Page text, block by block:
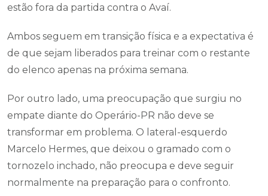
estão fora da partida contra o Avaí.
Ambos seguem em transição física e a expectativa é
de que sejam liberados para treinar com o restante
do elenco apenas na próxima semana.
Por outro lado, uma preocupação que surgiu no
empate diante do Operário-PR não deve se
transformar em problema. O lateral-esquerdo
Marcelo Hermes, que deixou o gramado com o
tornozelo inchado, não preocupa e deve seguir
normalmente na preparação para o confronto.